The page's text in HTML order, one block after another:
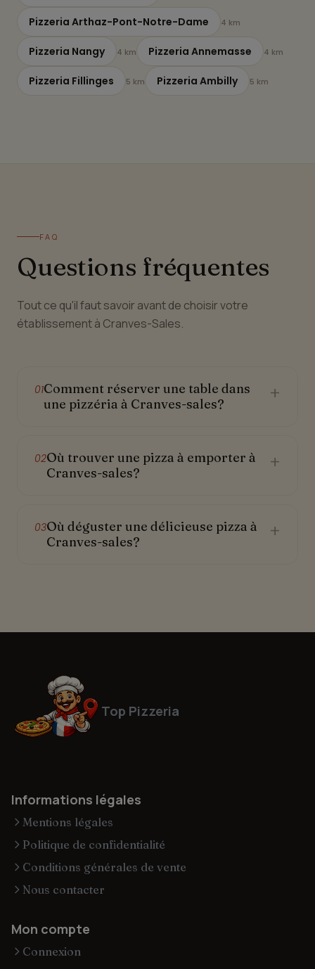
Pizzeria Arthaz-Pont-Notre-Dame 4 km
Pizzeria Nangy 4 km Pizzeria Annemasse 4 km
Pizzeria Fillinges 5 km Pizzeria Ambilly 5 km
FAQ
Questions fréquentes
Tout ce qu'il faut savoir avant de choisir votre
établissement à Cranves-Sales.
01Comment réserver une table dans
une pizzéria à Cranves-sales?
+
02Où trouver une pizza à emporter à
Cranves-sales?
+
03Où déguster une délicieuse pizza à
Cranves-sales?
+
Top Pizzeria
Informations légales
Mentions légales
Politique de confidentialité
Conditions générales de vente
Nous contacter
Mon compte
Connexion